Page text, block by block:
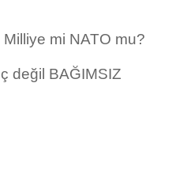
mi NATO mu?
değil BAĞIMSIZ